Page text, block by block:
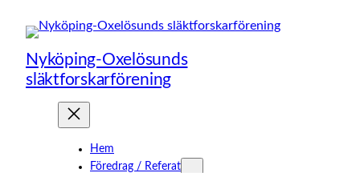
innehåll
Nyköping-Oxelösunds
släktforskarförening
Hem
Föredrag / Referat